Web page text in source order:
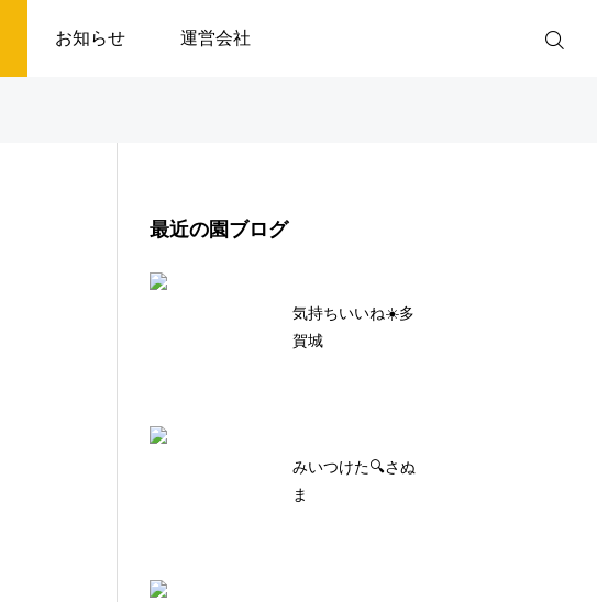
お知らせ 運営会社
最近の園ブログ
気持ちいいね☀️多
賀城
みいつけた🔍さぬ
ま